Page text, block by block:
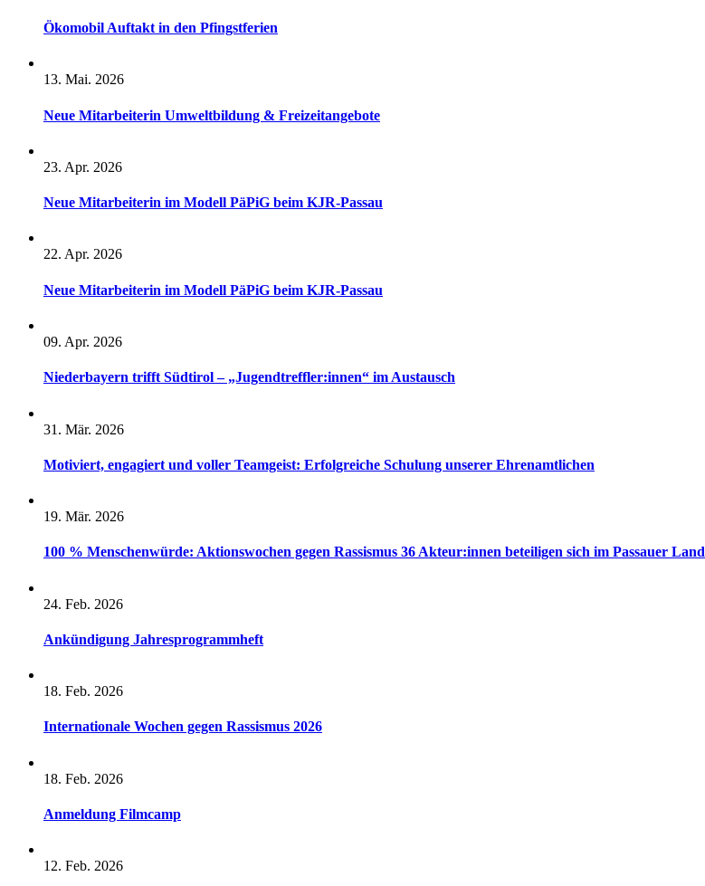
Ökomobil Auftakt in den Pfingstferien
13. Mai. 2026
Neue Mitarbeiterin Umweltbildung & Freizeitangebote
23. Apr. 2026
Neue Mitarbeiterin im Modell PäPiG beim KJR-Passau
22. Apr. 2026
Neue Mitarbeiterin im Modell PäPiG beim KJR-Passau
09. Apr. 2026
Niederbayern trifft Südtirol – „Jugendtreffler:innen“ im Austausch
31. Mär. 2026
Motiviert, engagiert und voller Teamgeist: Erfolgreiche Schulung unserer Ehrenamtlichen
19. Mär. 2026
100 % Menschenwürde: Aktionswochen gegen Rassismus 36 Akteur:innen beteiligen sich im Passauer Land
24. Feb. 2026
Ankündigung Jahresprogrammheft
18. Feb. 2026
Internationale Wochen gegen Rassismus 2026
18. Feb. 2026
Anmeldung Filmcamp
12. Feb. 2026